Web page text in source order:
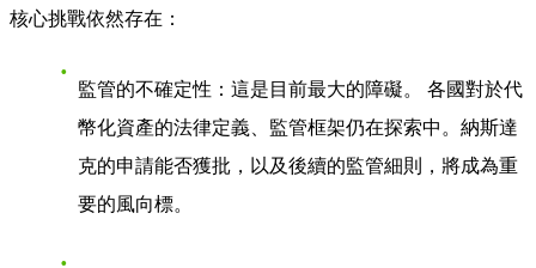
核心挑戰依然存在 ：
監管的不確定性 ：這是目前最大的障礙。 各國對於代
幣化資產的法律定義、監管框架仍在探索中。納斯達
克的申請能否獲批，以及後續的監管細則，將成為重
要的風向標。